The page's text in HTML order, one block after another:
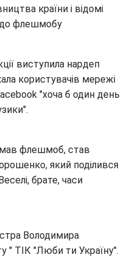
країни і відомі
до флешмобу
виступила нардеп
користувачів мережі
"хоча б один день
флешмоб, став
який поділився
брате, часи
Володимира
" ТІК "Люби ти Україну".